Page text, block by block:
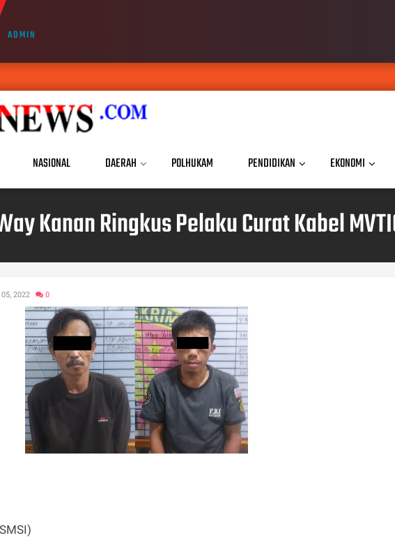
ADMIN
NASIONAL DAERAH POLHUKAM PENDIDIKAN EKONOMI
Kanan Ringkus Pelaku Curat Kabel
2022 0